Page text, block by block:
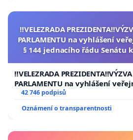
‼️VELEZRADA
PARLAMENTU na vyhlášení
§ 144 jednacího řádu Senátu
republiky
‼️VELEZRADA
PARLAMENTU na vyhlášení
144 jednacího řádu Senátu k
republiky
42 746 podpisů
Oznámení o transparentnosti